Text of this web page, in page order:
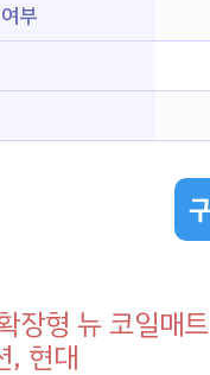
부
장형 뉴 코일매
, 현대